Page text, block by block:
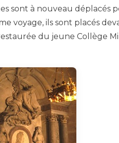
sont à nouveau déplacés
voyage, ils sont placés
du jeune Collège